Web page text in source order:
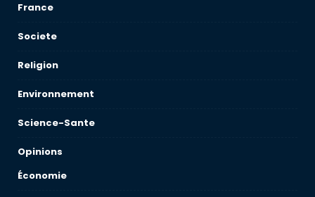
France
Societe
Religion
Environnement
Science-Sante
Opinions
Économie